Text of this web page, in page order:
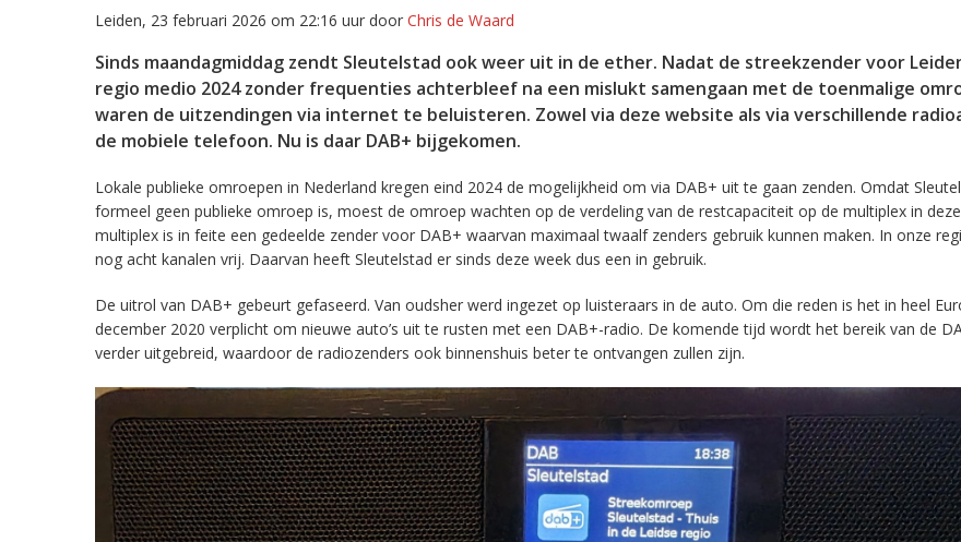
Leiden, 23 februari 2026 om 22:16 uur door Chris de Waard
Sinds maandagmiddag zendt Sleutelstad ook weer uit in de ether. Nadat de streekzender voor
regio medio 2024 zonder frequenties achterbleef na een mislukt samengaan met de toenmalige
waren de uitzendingen via internet te beluisteren. Zowel via deze website als via verschillende
de mobiele telefoon. Nu is daar DAB+ bijgekomen.
Lokale publieke omroepen in Nederland kregen eind 2024 de mogelijkheid om via DAB+ uit te gaan zenden. Omdat
formeel geen publieke omroep is, moest de omroep wachten op de verdeling van de restcapaciteit op de multiplex in deze
multiplex is in feite een gedeelde zender voor DAB+ waarvan maximaal twaalf zenders gebruik kunnen maken. In onze
nog acht kanalen vrij. Daarvan heeft Sleutelstad er sinds deze week dus een in gebruik.
De uitrol van DAB+ gebeurt gefaseerd. Van oudsher werd ingezet op luisteraars in de auto. Om die reden is het in heel
december 2020 verplicht om nieuwe auto’s uit te rusten met een DAB+-radio. De komende tijd wordt het bereik van de
verder uitgebreid, waardoor de radiozenders ook binnenshuis beter te ontvangen zullen zijn.